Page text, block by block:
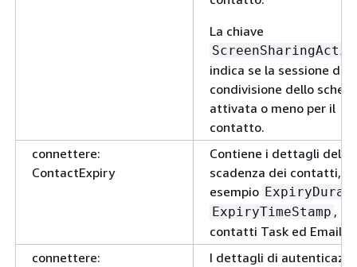
La chiave
indica se la sessione di
condivisione dello
attivata o meno per il
contatto.
connettere:
ContactExpiry
Contiene i dettagli della
scadenza dei contatti,
esempio
ExpiryTimeStamp ,
contatti Task ed Email.
connettere:
I dettagli di